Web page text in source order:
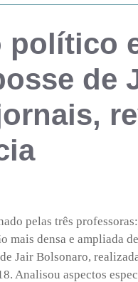
político
de
pelas três
mais densa e ampliada
Jair Bolsonaro,
Analisou aspectos